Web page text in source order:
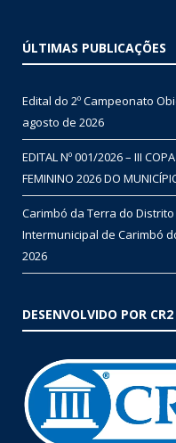
ÚLTIMAS PUBLICAÇÕES
Edital do 2º Campeonato
agosto de 2026
EDITAL Nº 001/2026 – III
FEMININO 2026 DO
Carimbó da Terra do
Intermunicipal de Carimbó
2026
DESENVOLVIDO POR CR2